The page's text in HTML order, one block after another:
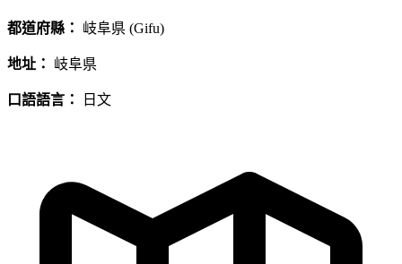
都道府縣： 岐阜県 (Gifu)
地址： 岐阜県
口語語言： 日文